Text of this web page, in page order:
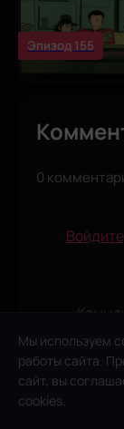
Мы используем
работы сайта.
сайт, вы
cookies.
Эпизод 155
0
Войдите